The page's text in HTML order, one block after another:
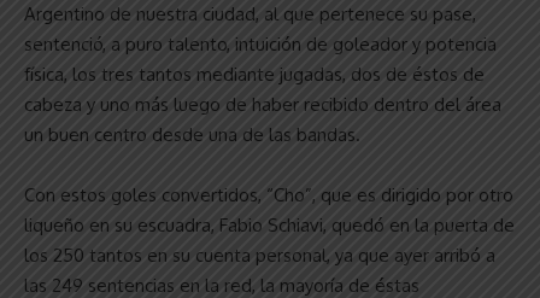
Argentino de nuestra ciudad, al que pertenece su pase,
sentenció, a puro talento, intuición de goleador y potencia
física, los tres tantos mediante jugadas, dos de éstos de
cabeza y uno más luego de haber recibido dentro del área
un buen centro desde una de las bandas.
Con estos goles convertidos, “Cho”, que es dirigido por otro
liqueño en su escuadra, Fabio Schiavi, quedó en la puerta de
los 250 tantos en su cuenta personal, ya que ayer arribó a
las 249 sentencias en la red, la mayoría de éstas